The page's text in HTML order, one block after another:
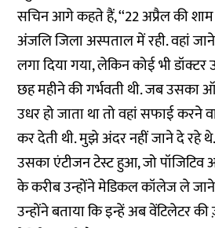
सचिन आगे कहते हैं, ‘‘22 अप्रैल की
अंजलि जिला अस्पताल में रही. वहां
लगा दिया गया, लेकिन कोई भी
छह महीने की गर्भवती थी. जब उसका
उधर हो जाता था तो वहां सफाई करने
कर देती थी. मुझे अंदर नहीं जाने दे रहे
उसका एंटीजन टेस्ट हुआ, जो
के करीब उन्होंने मेडिकल कॉलेज ले
उन्होंने बताया कि इन्हें अब वेंटिलेटर